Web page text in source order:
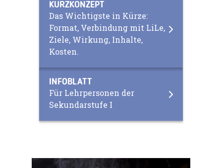
KURZKONZEPT
Das Wichtigste in Kürze:
Format, Verbindung mit LiLe,
Ziele, Wirkung, Inhalte,
Kosten.
INFOBLATT
Für Lehrpersonen der
Sekundarstufe I